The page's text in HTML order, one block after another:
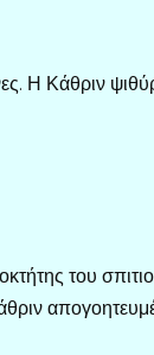
Η Κάθριν
του